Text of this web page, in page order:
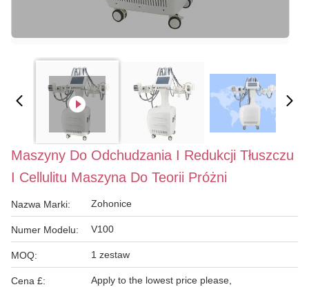
Maszyny Do Odchudzania I Redukcji Tłuszczu
I Cellulitu Maszyna Do Teorii Próżni
Nazwa Marki: Zohonice
Numer Modelu: V100
MOQ: 1 zestaw
Cena £: Apply to the lowest price please,